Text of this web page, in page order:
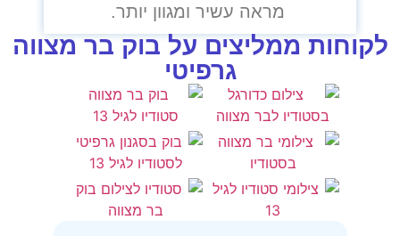
מראה עשיר ומגוון יותר.
לקוחות ממליצים על בוק בר מצווה
גרפיטי